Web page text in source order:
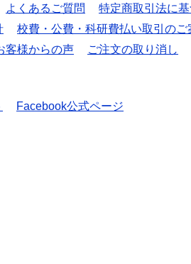
よくあるご質問
特定商取引法に
校費・公費・科研費払い取引のご
客様からの声 ご注文の取り消し
Facebook公式ページ